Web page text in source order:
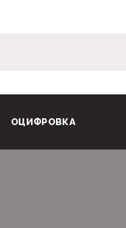
ОЦИФРОВКА